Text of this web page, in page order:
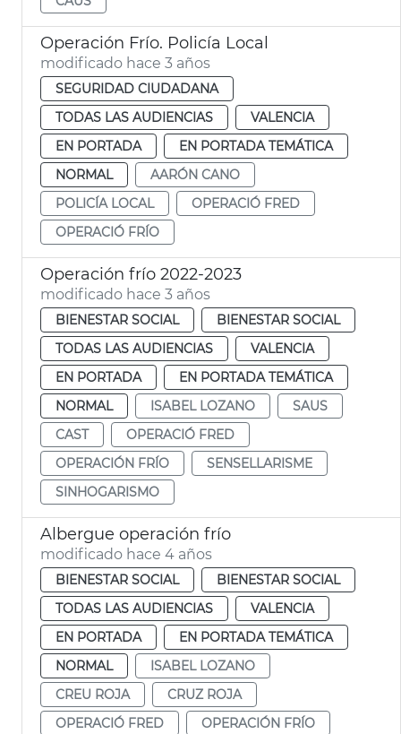
Operación Frío. Policía Local
modificado hace 3 años
SEGURIDAD CIUDADANA
TODAS LAS AUDIENCIAS
VALENCIA
EN PORTADA
EN PORTADA TEMÁTICA
NORMAL
AARÓN CANO
POLICÍA LOCAL
OPERACIÓ FRED
OPERACIÓ FRÍO
Operación frío 2022-2023
modificado hace 3 años
BIENESTAR SOCIAL
BIENESTAR SOCIAL
TODAS LAS AUDIENCIAS
VALENCIA
EN PORTADA
EN PORTADA TEMÁTICA
NORMAL
ISABEL LOZANO
SAUS
CAST
OPERACIÓ FRED
OPERACIÓN FRÍO
SENSELLARISME
SINHOGARISMO
Albergue operación frío
modificado hace 4 años
BIENESTAR SOCIAL
BIENESTAR SOCIAL
TODAS LAS AUDIENCIAS
VALENCIA
EN PORTADA
EN PORTADA TEMÁTICA
NORMAL
ISABEL LOZANO
CREU ROJA
CRUZ ROJA
OPERACIÓ FRED
OPERACIÓN FRÍO